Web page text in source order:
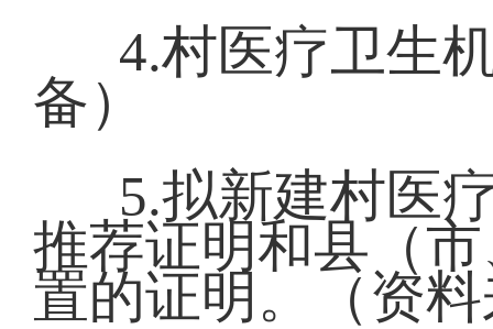
4.村医疗卫生
备）
5.拟新建村医
推荐证明和县（
置的证明。（资